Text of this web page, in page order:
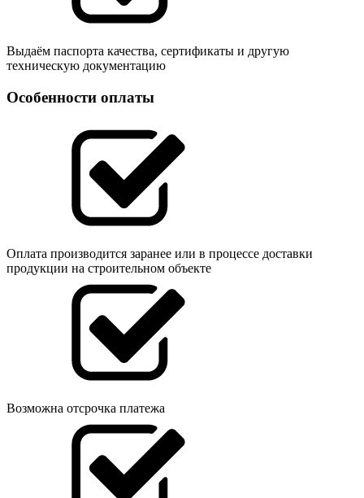
Выдаём паспорта качества, сертификаты и другую
техническую документацию
Особенности оплаты
Оплата производится заранее или в процессе доставки
продукции на строительном объекте
Возможна отсрочка платежа